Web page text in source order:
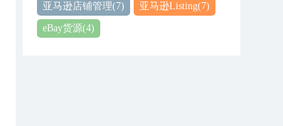
亚马逊店铺管理(7) 亚马逊Listing(7)
eBay货源(4)